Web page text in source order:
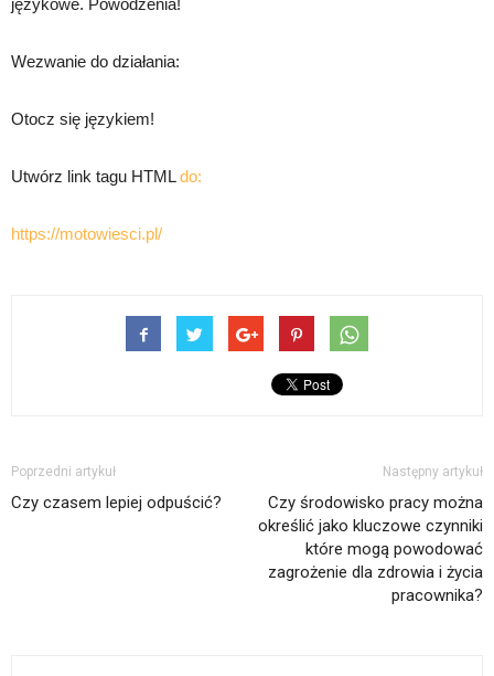
Wezwanie do działania:
Otocz się językiem!
Utwórz link tagu HTMLdo:
https://motowiesci.pl/
Poprzedni artykuł
Czy czasem lepiej odpuścić?
Następny artykuł
Czy środowisko pracy można
określić jako kluczowe czynniki
które mogą powodować
zagrożenie dla zdrowia i życia
pracownika?